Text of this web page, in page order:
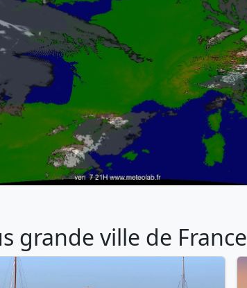
grande ville de France